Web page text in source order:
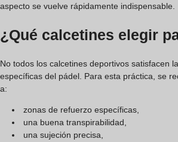
aspecto se vuelve rápidamente indispensable.
¿Qué calcetines elegir
No todos los calcetines deportivos satisfacen
específicas del pádel. Para esta práctica, se
a:
zonas de refuerzo específicas,
una buena transpirabilidad,
una sujeción precisa,